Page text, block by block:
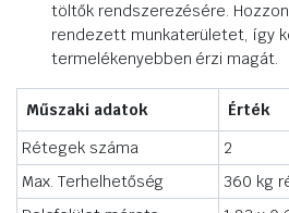
töltők rendszerezésére.
rendezett munkaterületet, így
termelékenyebben érzi magát.
Műszaki adatok
Érték
Rétegek száma
2
Max. Terhelhetőség
360 kg